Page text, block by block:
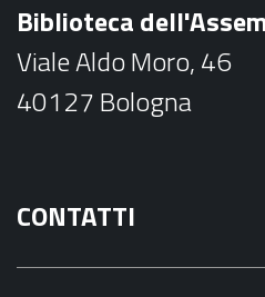
k
Biblioteca
Viale Aldo Moro, 46
40127 Bologna
CONTATTI